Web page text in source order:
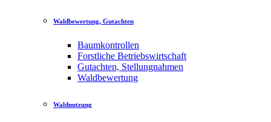
Waldbewertung, Gutachten
Baumkontrollen
Forstliche Betriebswirtschaft
Gutachten, Stellungnahmen
Waldbewertung
Waldnutzung